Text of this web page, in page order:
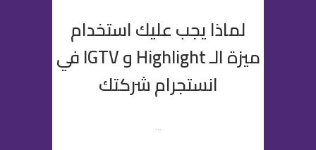
لماذا يجب عليك استخدام
ميزة الـ Highlight و IGTV في
انستجرام شركتك
...